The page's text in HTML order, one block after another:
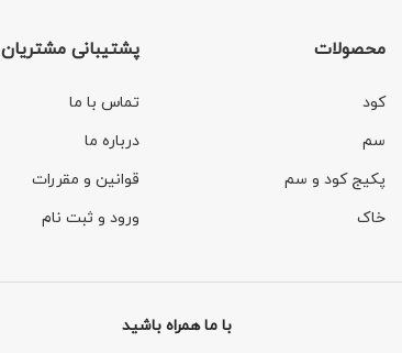
محصولات
کود
سم
پکیج کود و سم
خاک
پشتیبانی مشتریان
تماس با ما
درباره ما
قوانین و مقررات
ورود و ثبت نام
با ما همراه باشید